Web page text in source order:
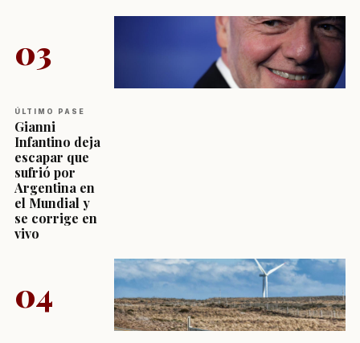
03
ÚLTIMO PASE
Gianni
Infantino deja
escapar que
sufrió por
Argentina en
el Mundial y
se corrige en
vivo
04